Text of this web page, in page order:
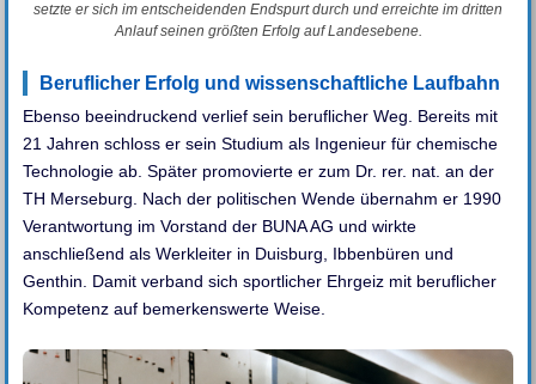
setzte er sich im entscheidenden Endspurt durch und erreichte im dritten
Anlauf seinen größten Erfolg auf Landesebene.
Beruflicher Erfolg und wissenschaftliche Laufbahn
Ebenso beeindruckend verlief sein beruflicher Weg. Bereits mit
21 Jahren schloss er sein Studium als Ingenieur für chemische
Technologie ab. Später promovierte er zum Dr. rer. nat. an der
TH Merseburg. Nach der politischen Wende übernahm er 1990
Verantwortung im Vorstand der BUNA AG und wirkte
anschließend als Werkleiter in Duisburg, Ibbenbüren und
Genthin. Damit verband sich sportlicher Ehrgeiz mit beruflicher
Kompetenz auf bemerkenswerte Weise.